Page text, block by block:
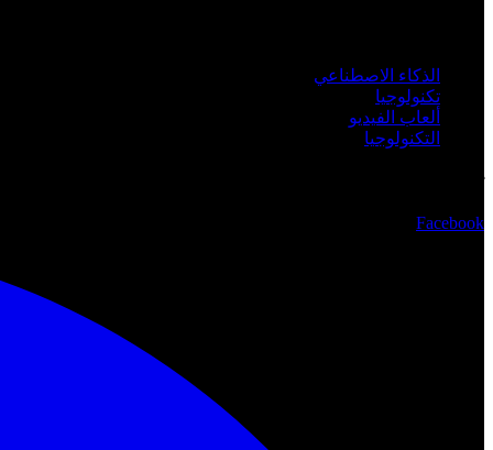
الذكاء الاصطناعي
تكنولوجيا
ألعاب الفيديو
التكنولوجيا
Facebook